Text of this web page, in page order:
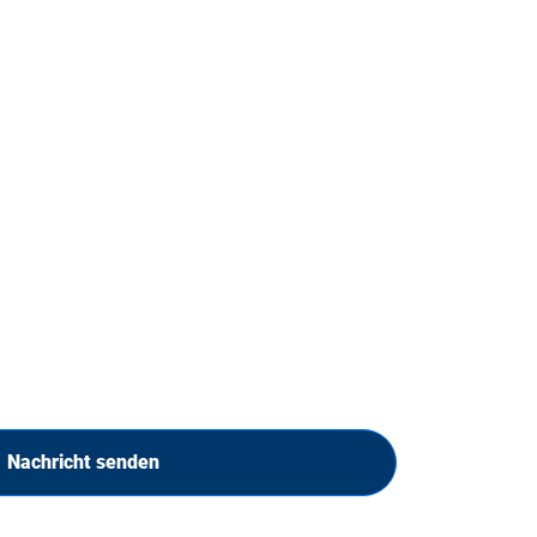
Nachricht senden